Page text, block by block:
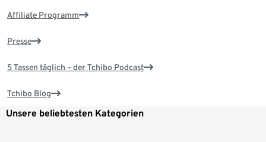
Affiliate Programm
Presse
5 Tassen täglich – der Tchibo Podcast
Tchibo Blog
Unsere beliebtesten Kategorien